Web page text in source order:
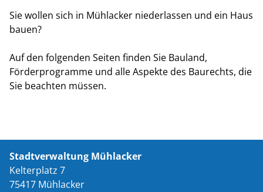
Sie wollen sich in Mühlacker niederlassen und ein Haus
bauen?
Auf den folgenden Seiten finden Sie Bauland,
Förderprogramme und alle Aspekte des Baurechts, die
Sie beachten müssen.
Stadtverwaltung Mühlacker
Kelterplatz 7
75417 Mühlacker